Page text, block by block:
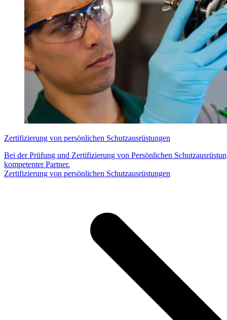
Zertifizierung von persönlichen Schutzausrüstungen
Bei der Prüfung und Zertifizierung von Persönlichen
kompetenter Partner.
Zertifizierung von persönlichen Schutzausrüstungen